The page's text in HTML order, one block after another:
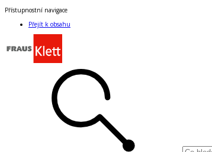
Přístupnostní navigace
Přejít k obsahu